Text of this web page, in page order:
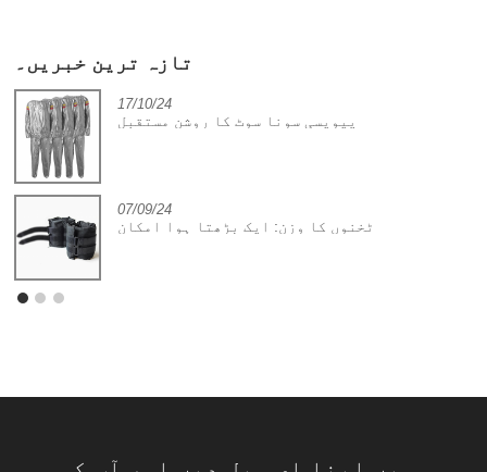
تازہ ترین خبریں۔
17/10/24
پیویسی سونا سوٹ کا روشن مستقبل
07/09/24
ٹخنوں کا وزن: ایک بڑھتا ہوا امکان